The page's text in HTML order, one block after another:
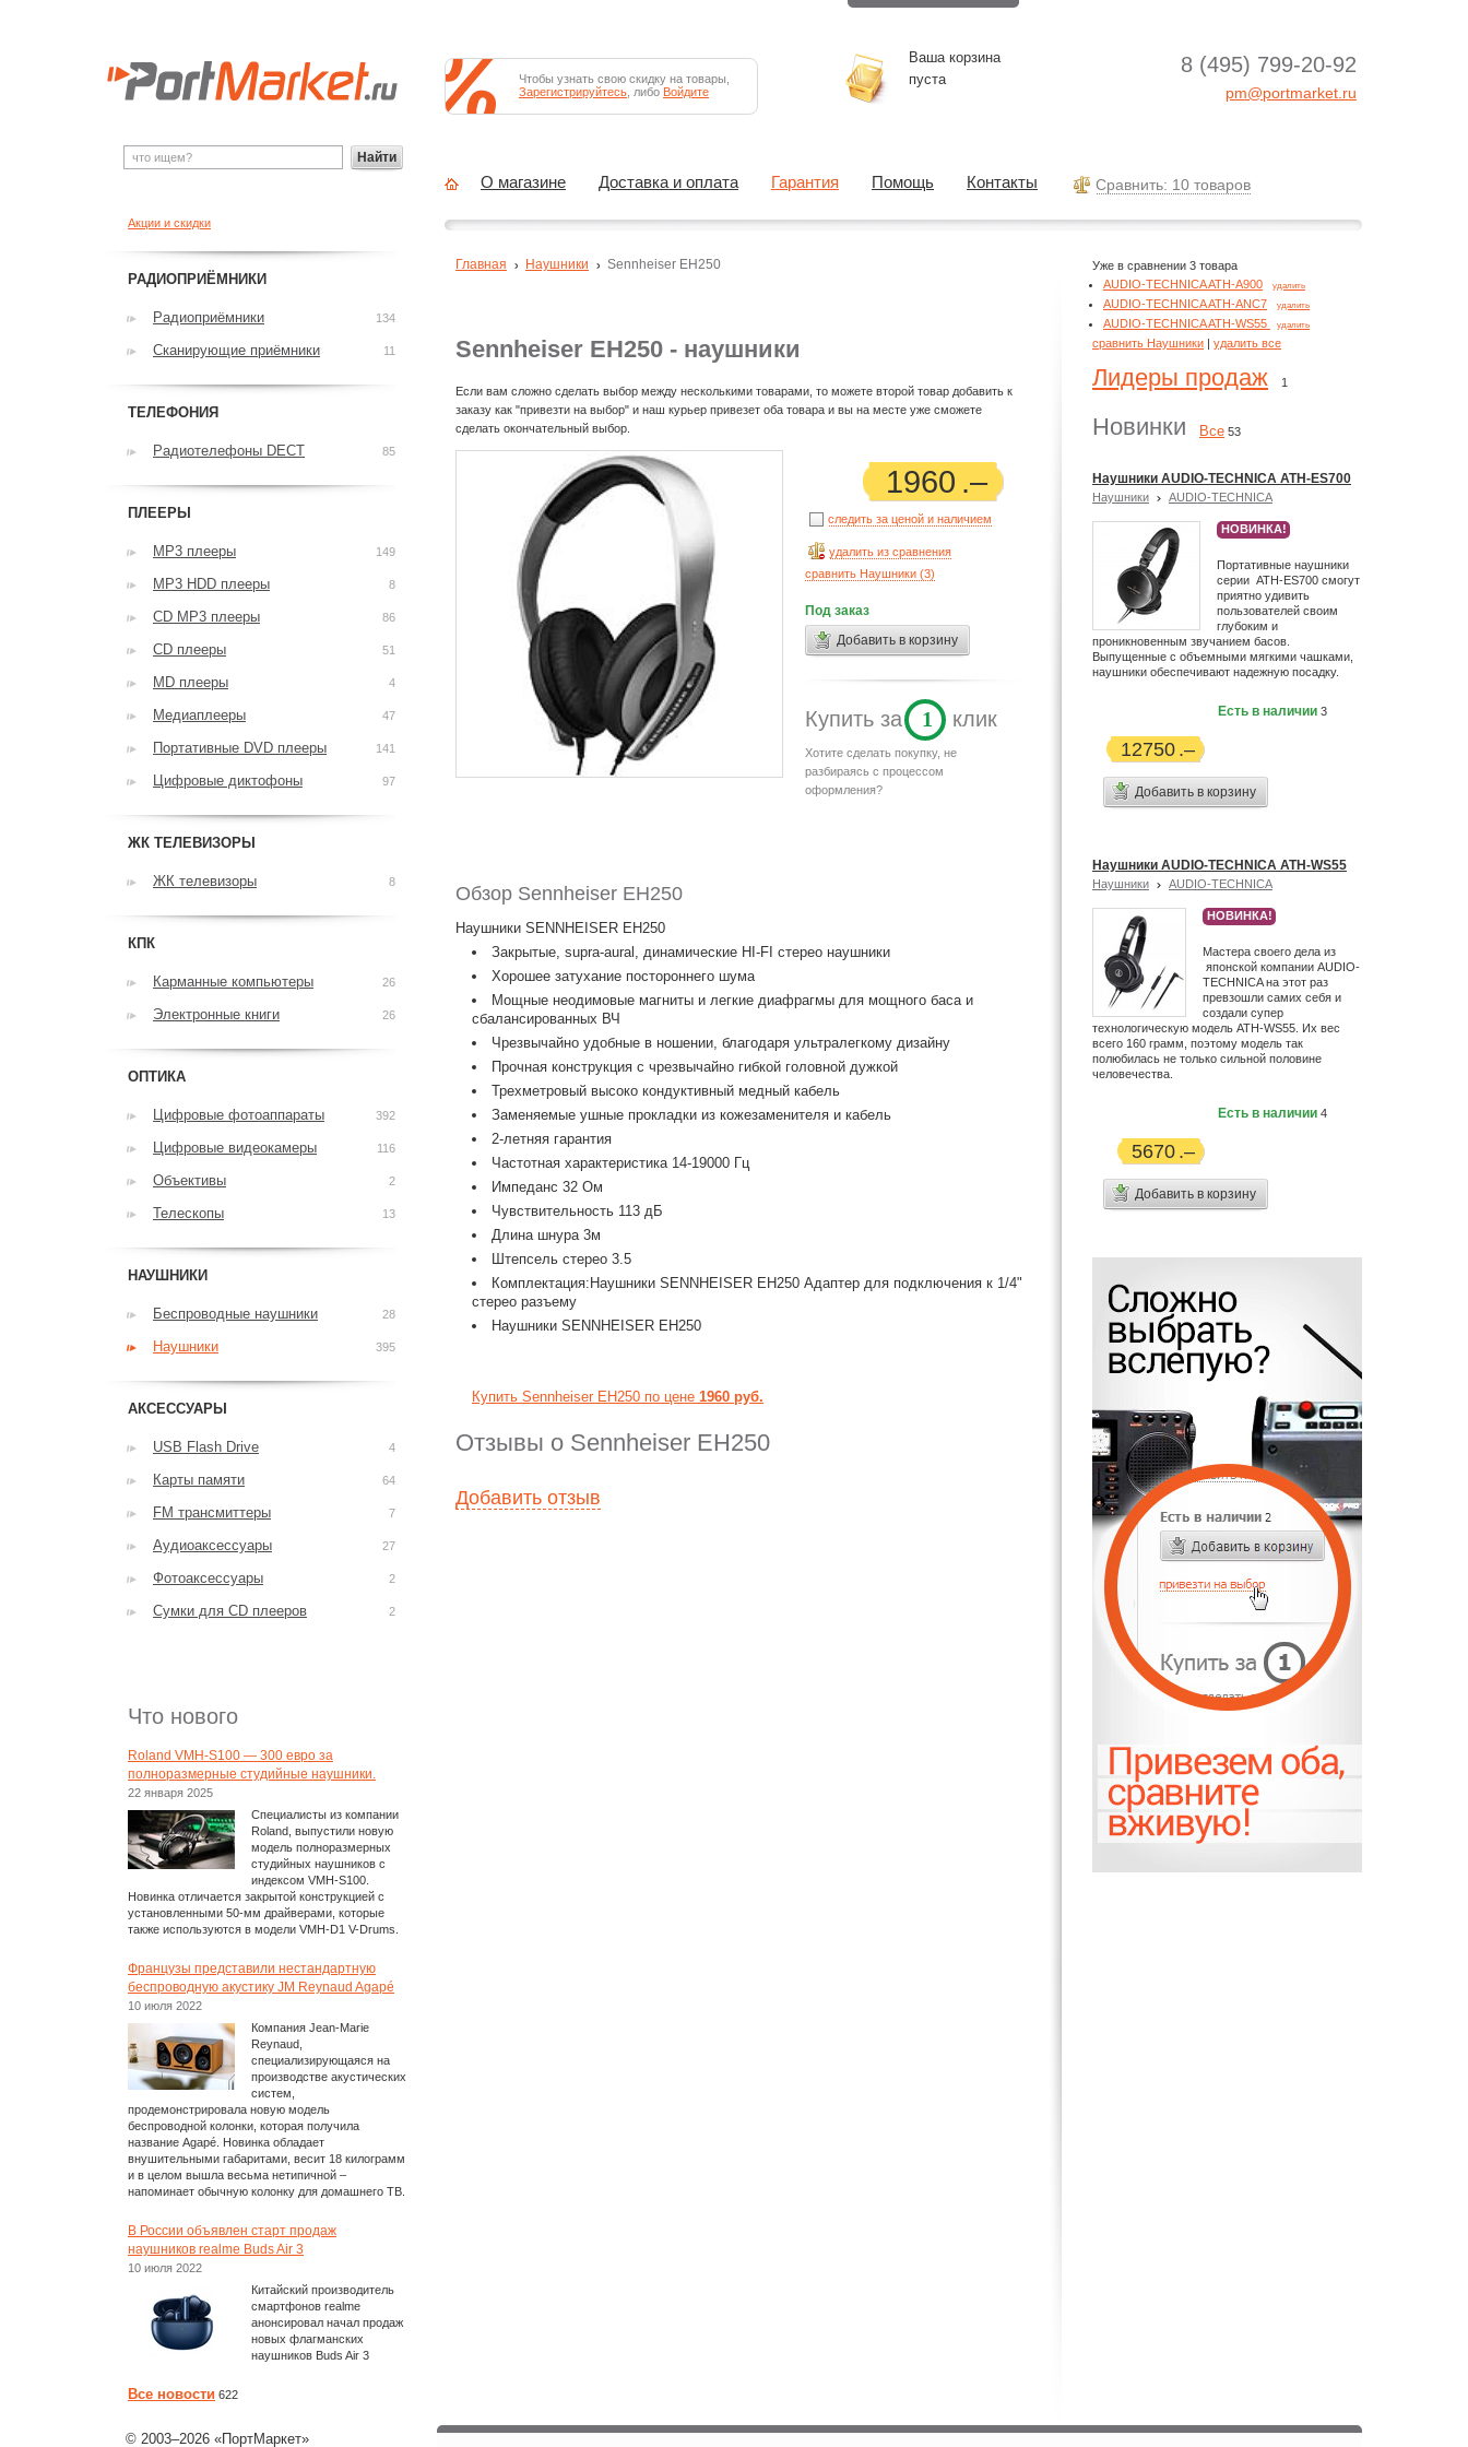
Sennheiser EH250 - наушники
Если вам сложно сделать выбор между несколькими товарами, то можете второй товар добавить к
заказу как "привезти на выбор" и наш курьер привезет оба товара и вы на месте уже сможете
сделать окончательный выбор.
1960
следить за ценой и наличием
удалить из сравнения
сравнить Наушники (3)
Под заказ
Добавить в корзину
Купить за 1 клик
Хотите сделать покупку, не
разбираясь с процессом
оформления?
Обзор Sennheiser EH250
Наушники SENNHEISER EH250
Закрытые, supra-aural, динамические HI-FI стерео наушники
Хорошее затухание постороннего шума
Мощные неодимовые магниты и легкие диафрагмы для мощного баса и
сбалансированных ВЧ
Чрезвычайно удобные в ношении, благодаря ультралегкому дизайну
Прочная конструкция с чрезвычайно гибкой головной дужкой
Трехметровый высоко кондуктивный медный кабель
Заменяемые ушные прокладки из кожезаменителя и кабель
2-летняя гарантия
Частотная характеристика 14-19000 Гц
Импеданс 32 Ом
Чувствительность 113 дБ
Длина шнура 3м
Штепсель стерео 3.5
Комплектация:Наушники SENNHEISER EH250 Адаптер для подключения к 1/4"
стерео разъему
Наушники SENNHEISER EH250
Купить Sennheiser EH250 по цене 1960 руб.
Отзывы о Sennheiser EH250
Добавить отзыв
Главная Наушники Sennheiser EH250
Уже в сравнении 3 товара
AUDIO-TECHNICA ATH-A900
удалить
AUDIO-TECHNICA ATH-ANC7 удалить
AUDIO-TECHNICA ATH-WS55 удалить
сравнить Наушники | удалить все
Лидеры продаж 1
Новинки Все 53
Наушники AUDIO-TECHNICA ATH-ES700
Наушники AUDIO-TECHNICA
НОВИНКА!
Портативные наушники
серии ATH-ES700 смогут
приятно удивить
пользователей своим
глубоким и
проникновенным звучанием басов.
Выпущенные с объемными мягкими чашками,
наушники обеспечивают надежную посадку.
Есть в наличии 3
12750
Добавить в корзину
Наушники AUDIO-TECHNICA ATH-WS55
Наушники AUDIO-TECHNICA
НОВИНКА!
Мастера своего дела из
японской компании AUDIO-
TECHNICA на этот раз
превзошли самих себя и
создали супер
технологическую модель ATH-WS55. Их вес
всего 160 грамм, поэтому модель так
полюбилась не только сильной половине
человечества.
Есть в наличии 4
5670
Добавить в корзину
Акции и скидки
РАДИОПРИЁМНИКИ
Радиоприёмники 134
Сканирующие приёмники 11
ТЕЛЕФОНИЯ
Радиотелефоны DECT 85
ПЛЕЕРЫ
MP3 плееры 149
MP3 HDD плееры 8
CD MP3 плееры 86
CD плееры 51
MD плееры 4
Медиаплееры 47
Портативные DVD плееры 141
Цифровые диктофоны 97
ЖК ТЕЛЕВИЗОРЫ
ЖК телевизоры 8
КПК
Карманные компьютеры 26
Электронные книги 26
ОПТИКА
Цифровые фотоаппараты 392
Цифровые видеокамеры 116
Объективы 2
Телескопы 13
НАУШНИКИ
Беспроводные наушники 28
Наушники 395
АКСЕССУАРЫ
USB Flash Drive 4
Карты памяти 64
FM трансмиттеры 7
Аудиоаксессуары 27
Фотоаксессуары 2
Сумки для CD плееров 2
Что нового
Roland VMH-S100 — 300 евро за
полноразмерные студийные наушники.
22 января 2025
Специалисты из компании
Roland, выпустили новую
модель полноразмерных
студийных наушников с
индексом VMH-S100.
Новинка отличается закрытой конструкцией с
установленными 50-мм драйверами, которые
также используются в модели VMH-D1 V-Drums.
Французы представили нестандартную
беспроводную акустику JM Reynaud Agapé
10 июля 2022
Компания Jean-Marie
Reynaud,
специализирующаяся на
производстве акустических
систем,
продемонстрировала новую модель
беспроводной колонки, которая получила
название Agapé. Новинка обладает
внушительными габаритами, весит 18 килограмм
и в целом вышла весьма нетипичной –
напоминает обычную колонку для домашнего ТВ.
В России объявлен старт продаж
наушников realme Buds Air 3
10 июля 2022
Китайский производитель
смартфонов realme
анонсировал начал продаж
новых флагманских
наушников Buds Air 3
Все новости 622
Найти
Чтобы узнать свою скидку на товары,
Зарегистрируйтесь , либо Войдите
Ваша корзина
пуста
8 (495) 799-20-92
pm@portmarket.ru
О магазине Доставка и оплата Гарантия Помощь Контакты Cравнить: 10 товаров
© 2003–2026 «ПортМаркет»